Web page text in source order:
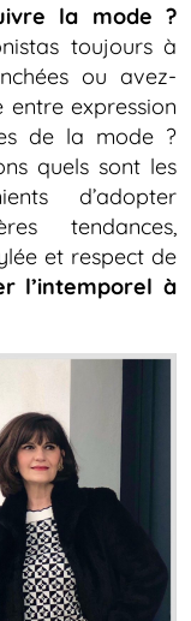
la mode ?
toujours à
ou avez-
expression
de la mode ?
quels sont les
d’adopter
tendances,
et respect de
l’intemporel à